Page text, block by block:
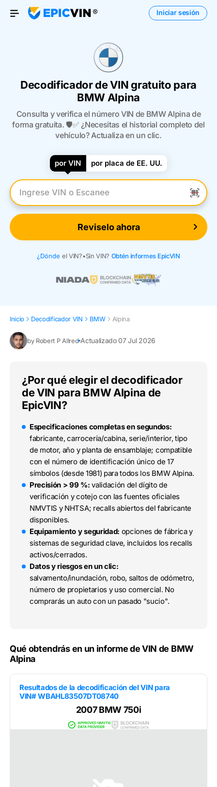
Open Menu
Iniciar sesión
Decodificador de VIN gratuito para
BMW Alpina
Consulta y verifica el número VIN de BMW Alpina de
forma gratuita. 🛡️✅ ¿Necesitas el historial completo del
vehículo? Actualiza en un clic.
por VIN por placa de EE. UU.
Introduzca el VIN
Reviselo ahora
¿Dónde el VIN?•Sin VIN? Obtén informes EpicVIN
Inicio Decodificador VIN BMW Alpina
by Robert P Allred Actualizado 07 Jul 2026
¿Por qué elegir el decodificador
de VIN para BMW Alpina de
EpicVIN?
Especificaciones completas en segundos:
fabricante, carrocería/cabina, serie/interior, tipo
de motor, año y planta de ensamblaje; compatible
con el número de identificación único de 17
símbolos (desde 1981) para todos los BMW Alpina.
Precisión > 99 %: validación del dígito de
verificación y cotejo con las fuentes oficiales
NMVTIS y NHTSA; recalls abiertos del fabricante
disponibles.
Equipamiento y seguridad: opciones de fábrica y
sistemas de seguridad clave, incluidos los recalls
activos/cerrados.
Datos y riesgos en un clic:
salvamento/inundación, robo, saltos de odómetro,
número de propietarios y uso comercial. No
comprarás un auto con un pasado "sucio".
Qué obtendrás en un informe de VIN de BMW
Alpina
Resultados de la decodificación del VIN para
VIN# WBAHL83507DT08740
2007 BMW 750i